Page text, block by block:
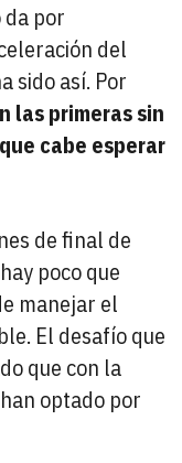
da por
del
sido así. Por
las primeras sin
cabe esperar
de final de
poco que
manejar el
El desafío que
que con la
optado por